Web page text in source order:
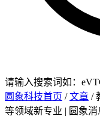
请输入搜索词如：
圆象科技首页 /文章 /
等领域新专业 | 圆象消